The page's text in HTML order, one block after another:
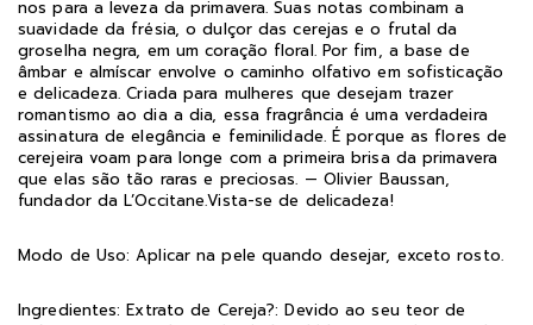
nos para a leveza da primavera. Suas notas combinam a
suavidade da frésia, o dulçor das cerejas e o frutal da
groselha negra, em um coração floral. Por fim, a base de
âmbar e almíscar envolve o caminho olfativo em sofisticação
e delicadeza. Criada para mulheres que desejam trazer
romantismo ao dia a dia, essa fragrância é uma verdadeira
assinatura de elegância e feminilidade. É porque as flores de
cerejeira voam para longe com a primeira brisa da primavera
que elas são tão raras e preciosas. — Olivier Baussan,
fundador da L’Occitane.Vista-se de delicadeza!
Modo de Uso: Aplicar na pele quando desejar, exceto rosto.
Ingredientes: Extrato de Cereja?: Devido ao seu teor de